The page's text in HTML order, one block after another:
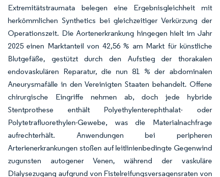
Extremitätstraumata belegen eine Ergebnisgleichheit mit
herkömmlichen Synthetics bei gleichzeitiger Verkürzung der
Operationszeit. Die Aortenerkrankung hingegen hielt im Jahr
2025 einen Marktanteil von 42,56 % am Markt für künstliche
Blutgefäße, gestützt durch den Aufstieg der thorakalen
endovaskulären Reparatur, die nun 81 % der abdominalen
Aneurysmafälle in den Vereinigten Staaten behandelt. Offene
chirurgische Eingriffe nehmen ab, doch jede hybride
Stentprothese enthält Polyethylenterephthalat- oder
Polytetrafluorethylen-Gewebe, was die Materialnachfrage
aufrechterhält. Anwendungen bei peripheren
Arterienerkrankungen stoßen auf leitlinienbedingte Gegenwind
zugunsten autogener Venen, während der vaskuläre
Dialysezugang aufgrund von Fistelreifungsversagensraten von